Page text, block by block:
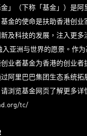
金」（下称「基金」）是阿
金的使命是扶助香港创业
及科技的发展，注入更
亚洲与世界的愿景。作
业者基金为香港的创业者
阿里巴巴集团生态系统拓
浏览基金网页了解更多详
tc/